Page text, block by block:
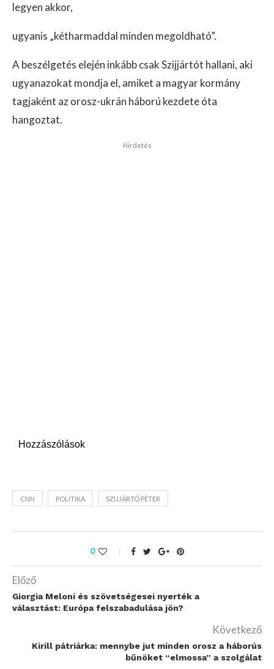
legyen akkor,
ugyanis „kétharmaddal minden megoldható”.
A beszélgetés elején inkább csak Szijjártót hallani, aki
ugyanazokat mondja el, amiket a magyar kormány
tagjaként az orosz-ukrán háború kezdete óta
hangoztat.
Hirdetés
Hozzászólások
CNN POLITIKA SZIJJÁRTÓ PÉTER
0
Előző
Giorgia Meloni és szövetségesei nyerték a
választást: Európa felszabadulása jön?
Következő
Kirill pátriárka: mennybe jut minden orosz a háborús
bűnöket “elmossa” a szolgálat